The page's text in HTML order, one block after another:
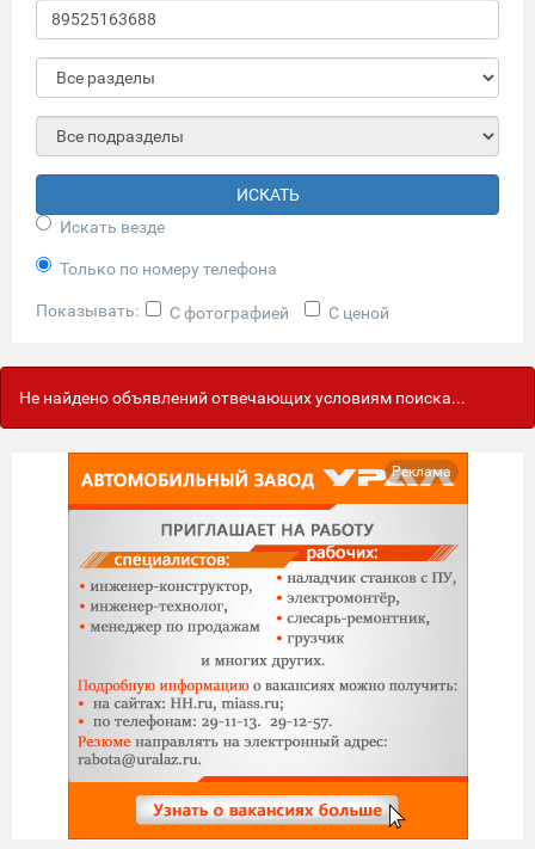
ИСКАТЬ
Искать везде
Только по номеру телефона
Показывать: С фотографией С ценой
Не найдено объявлений отвечающих условиям поиска...
Реклама